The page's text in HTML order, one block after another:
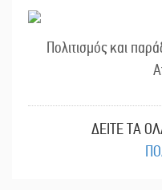
Πολιτισμός και
ΔΕΙΤΕ ΤΑ